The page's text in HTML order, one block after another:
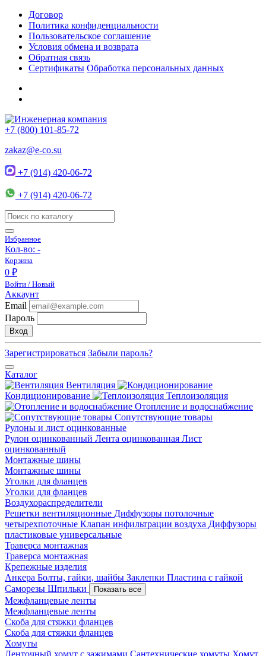
Договор
Политика конфиденциальности
Пользовательское соглашение
Условия обмена и возврата
Обратная связь
Сертификаты Обработка персональных данных
+7 (800) 101-85-72
zakaz@e-co.su
+7 (914) 420-06-72
+7 (914) 420-06-72
Избранное
Кол-во: -
Корзина
0 ₽
Войти / Новый
Аккаунт
Email
Пароль
Вход
Зарегистрироваться Забыли пароль?
Каталог
Вентиляция
Кондиционирование
Теплоизоляция
Отопление и водоснабжение
Сопутствующие товары
Рулоны и лист оцинкованные
Рулон оцинкованный Лента оцинкованная Лист
оцинкованный
Монтажные шины
Монтажные шины
Уголки для фланцев
Уголки для фланцев
Воздухораспределители
Решетки вентиляционные Диффузоры потолочные
четырехпоточные Клапан инфильтрации воздуха Диффузоры
пластиковые универсальные
Траверса монтажная
Траверса монтажная
Крепежные изделия
Анкера Болты, гайки, шайбы Заклепки Пластина с гайкой
Саморезы Шпильки Показать все
Межфланцевые ленты
Межфланцевые ленты
Скоба для стяжки фланцев
Скоба для стяжки фланцев
Хомуты
Ленточный хомут с зажимами Сантехнические хомуты Хомут